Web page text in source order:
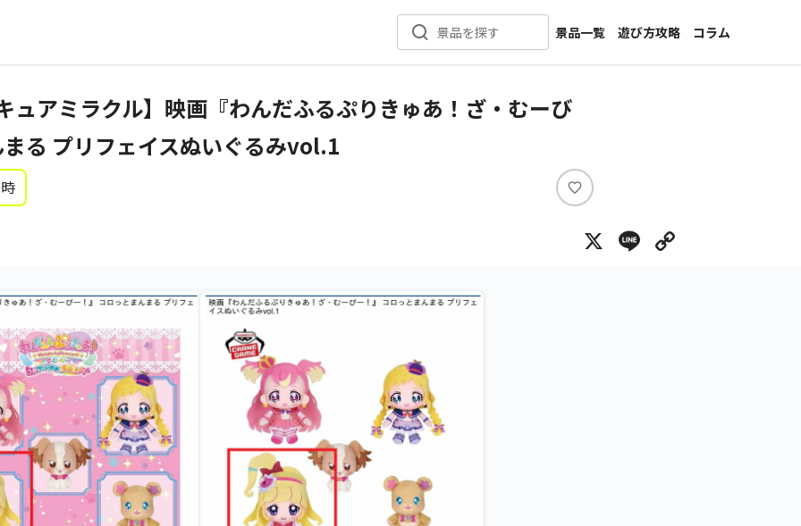
景品を探す
景品一覧
新着景品
カテゴリ一覧
遊び方攻略
コラム
インタビュー
ュアミラクル】映画『わんだふるぷりきゅあ！ざ・むーび
る プリフェイスぬいぐるみvol.1
い
ね
X Line